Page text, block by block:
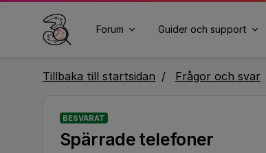
Forum Guider och support
Tillbaka till startsidan Frågor och svar
BESVARAT
Spärrade telefoner